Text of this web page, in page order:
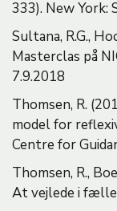
333). New York:
Sultana, R.G.,
Masterclas på
7.9.2018
Thomsen, R.
model for
Centre for
Thomsen, R.,
At vejlede i